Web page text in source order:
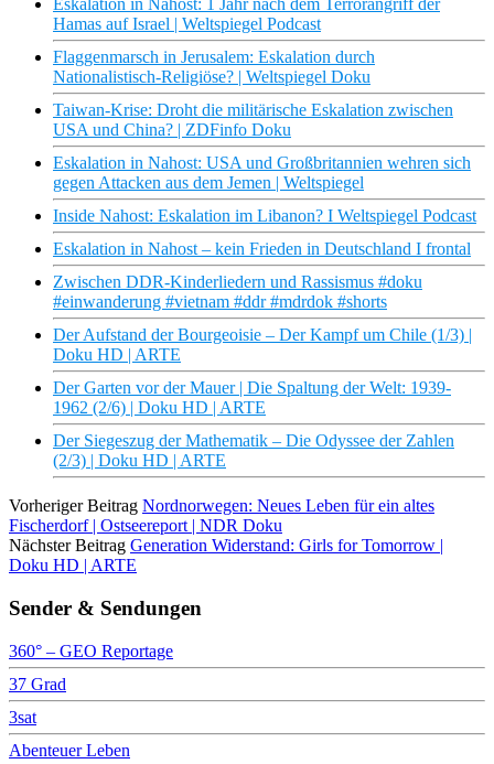
Eskalation in Nahost: 1 Jahr nach dem Terrorangriff der
Hamas auf Israel | Weltspiegel Podcast
Flaggenmarsch in Jerusalem: Eskalation durch
Nationalistisch-Religiöse? | Weltspiegel Doku
Taiwan-Krise: Droht die militärische Eskalation zwischen
USA und China? | ZDFinfo Doku
Eskalation in Nahost: USA und Großbritannien wehren sich
gegen Attacken aus dem Jemen | Weltspiegel
Inside Nahost: Eskalation im Libanon? I Weltspiegel Podcast
Eskalation in Nahost – kein Frieden in Deutschland I frontal
Zwischen DDR-Kinderliedern und Rassismus #doku
#einwanderung #vietnam #ddr #mdrdok #shorts
Der Aufstand der Bourgeoisie – Der Kampf um Chile (1/3) |
Doku HD | ARTE
Der Garten vor der Mauer | Die Spaltung der Welt: 1939-
1962 (2/6) | Doku HD | ARTE
Der Siegeszug der Mathematik – Die Odyssee der Zahlen
(2/3) | Doku HD | ARTE
Vorheriger Beitrag Nordnorwegen: Neues Leben für ein altes
Fischerdorf | Ostseereport | NDR Doku
Nächster Beitrag Generation Widerstand: Girls for Tomorrow |
Doku HD | ARTE
Sender & Sendungen
360° – GEO Reportage
37 Grad
3sat
Abenteuer Leben